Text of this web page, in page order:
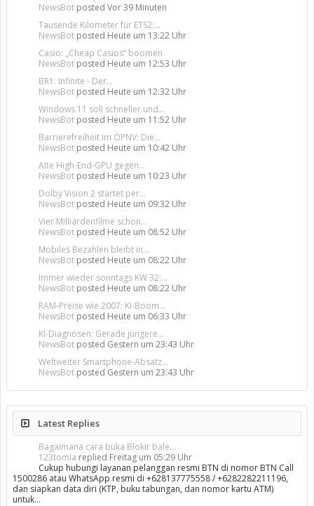
NewsBot posted Vor 39 Minuten
Tausende Kilometer für ETS2:...
NewsBot posted Heute um 13:22 Uhr
Casio: „Cheap Casios“ boomen
NewsBot posted Heute um 12:53 Uhr
BR1: Infinite - Der...
NewsBot posted Heute um 12:32 Uhr
Windows 11 soll schneller und...
NewsBot posted Heute um 11:52 Uhr
Barrierefreiheit im ÖPNV: Die...
NewsBot posted Heute um 10:42 Uhr
Alte High-End-GPU gegen...
NewsBot posted Heute um 10:23 Uhr
Dolby Vision 2 startet per...
NewsBot posted Heute um 09:32 Uhr
Vier Milliardenfilme schon...
NewsBot posted Heute um 08:52 Uhr
Mobiles Bezahlen bleibt in...
NewsBot posted Heute um 08:22 Uhr
Immer wieder sonntags KW 32:...
NewsBot posted Heute um 08:22 Uhr
RAM-Preise wie 2007: KI-Boom...
NewsBot posted Heute um 06:33 Uhr
KI-Diagnosen: Gerade jüngere...
NewsBot posted Gestern um 23:43 Uhr
Weltweiter Smartphone-Absatz...
NewsBot posted Gestern um 23:43 Uhr
Latest Replies
Bagaimana cara buka Blokir bale...
123tomla replied Freitag um 05:29 Uhr
Cukup hubungi layanan pelanggan resmi BTN di nomor BTN Call
1500286 atau WhatsApp resmi di +628137775558 / +6282282211196,
dan siapkan data diri (KTP, buku tabungan, dan nomor kartu ATM)
untuk…